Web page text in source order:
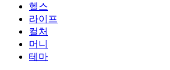
헬스
라이프
컬처
머니
테마